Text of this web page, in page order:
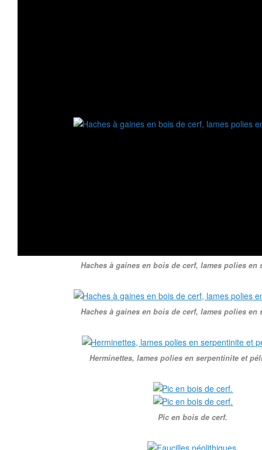
Haches à gaines en bois de cerf, lames polies en
Haches à gaines en bois de cerf, lames polies en
Herminettes, lames polies en serpentinite et
Pic en bois de cerf.